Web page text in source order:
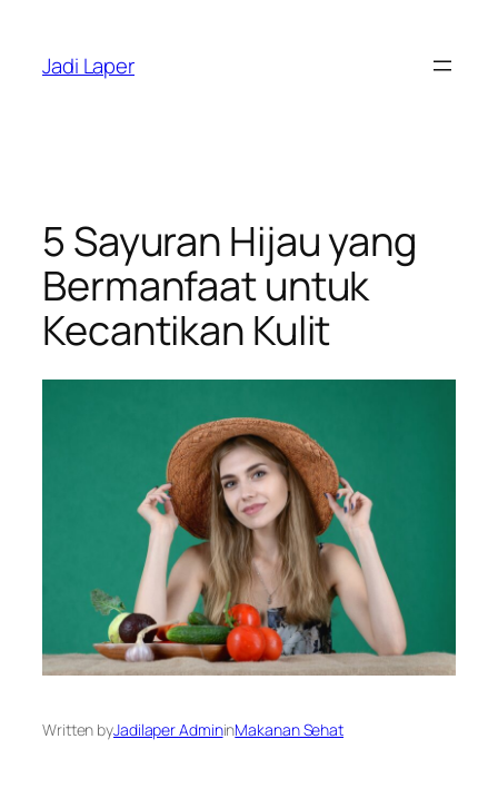
content
Jadi Laper
5 Sayuran Hijau yang
Bermanfaat untuk
Kecantikan Kulit
Written byJadilaper AdmininMakanan Sehat